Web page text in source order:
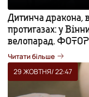
Дитинча дракона,
протигазах: у
велопарад.
Читати більше
29 ЖОВТНЯ/ 22:47